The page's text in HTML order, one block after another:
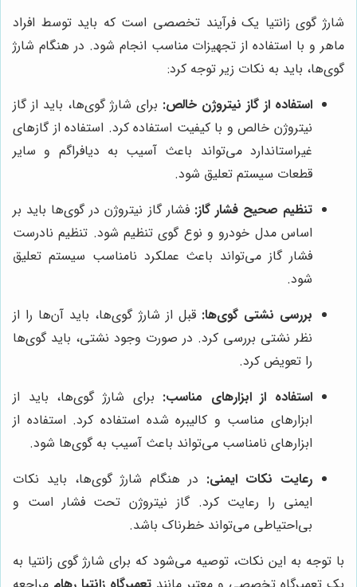
شارژ گوی زانتیا یک فرآیند تخصصی است که باید توسط افراد
ماهر و با استفاده از تجهیزات مناسب انجام شود. در هنگام شارژ
گوی‌ها، باید به نکات زیر توجه کرد:
استفاده از گاز نیتروژن خالص: برای شارژ گوی‌ها، باید از گاز
نیتروژن خالص و با کیفیت استفاده کرد. استفاده از گازهای
غیراستاندارد می‌تواند باعث آسیب به دیافراگم و سایر
قطعات سیستم تعلیق شود.
تنظیم صحیح فشار گاز: فشار گاز نیتروژن در گوی‌ها باید بر
اساس مدل خودرو و نوع گوی تنظیم شود. تنظیم نادرست
فشار گاز می‌تواند باعث عملکرد نامناسب سیستم تعلیق
شود.
بررسی نشتی گوی‌ها: قبل از شارژ گوی‌ها، باید آن‌ها را از
نظر نشتی بررسی کرد. در صورت وجود نشتی، باید گوی‌ها
را تعویض کرد.
استفاده از ابزارهای مناسب: برای شارژ گوی‌ها، باید از
ابزارهای مناسب و کالیبره شده استفاده کرد. استفاده از
ابزارهای نامناسب می‌تواند باعث آسیب به گوی‌ها شود.
رعایت نکات ایمنی: در هنگام شارژ گوی‌ها، باید نکات
ایمنی را رعایت کرد. گاز نیتروژن تحت فشار است و
بی‌احتیاطی می‌تواند خطرناک باشد.
با توجه به این نکات، توصیه می‌شود که برای شارژ گوی زانتیا به